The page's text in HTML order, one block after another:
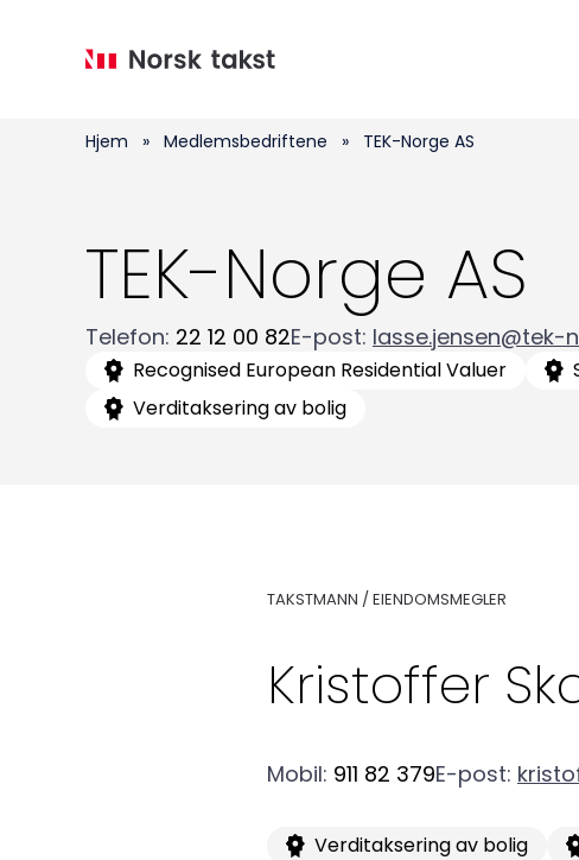
Hjem » Medlemsbedriftene » TEK-Norge AS
TEK-Norge AS
Telefon: 22 12 00 82E-post: lasse.jensen@tek-
Recognised European Residential Valuer
Verditaksering av bolig
TAKSTMANN / EIENDOMSMEGLER
Kristoffer
Mobil: 911 82 379E-post:
Verditaksering av bolig